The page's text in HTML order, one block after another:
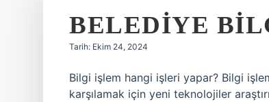
BELEDIYE
Tarih: Ekim 24, 2024
Bilgi işlem hangi işleri yapar? Bilgi
karşılamak için yeni teknolojiler